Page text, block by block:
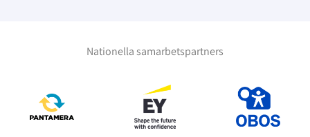
Nationella samarbetspartners